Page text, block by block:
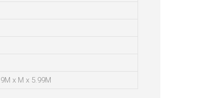
x M x 5.99M